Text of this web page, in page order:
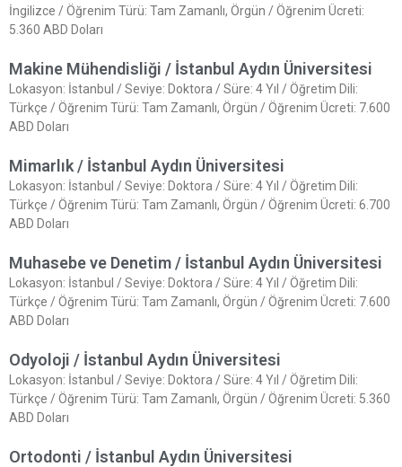
İngilizce / Öğrenim Türü: Tam Zamanlı, Örgün / Öğrenim Ücreti:
5.360 ABD Doları
Makine Mühendisliği / İstanbul Aydın Üniversitesi
Lokasyon: İstanbul / Seviye: Doktora / Süre: 4 Yıl / Öğretim Dili:
Türkçe / Öğrenim Türü: Tam Zamanlı, Örgün / Öğrenim Ücreti: 7.600
ABD Doları
Mimarlık / İstanbul Aydın Üniversitesi
Lokasyon: İstanbul / Seviye: Doktora / Süre: 4 Yıl / Öğretim Dili:
Türkçe / Öğrenim Türü: Tam Zamanlı, Örgün / Öğrenim Ücreti: 6.700
ABD Doları
Muhasebe ve Denetim / İstanbul Aydın Üniversitesi
Lokasyon: İstanbul / Seviye: Doktora / Süre: 4 Yıl / Öğretim Dili:
Türkçe / Öğrenim Türü: Tam Zamanlı, Örgün / Öğrenim Ücreti: 7.600
ABD Doları
Odyoloji / İstanbul Aydın Üniversitesi
Lokasyon: İstanbul / Seviye: Doktora / Süre: 4 Yıl / Öğretim Dili:
Türkçe / Öğrenim Türü: Tam Zamanlı, Örgün / Öğrenim Ücreti: 5.360
ABD Doları
Ortodonti / İstanbul Aydın Üniversitesi